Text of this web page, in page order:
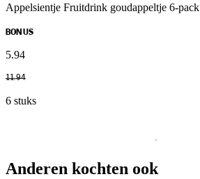
Appelsientje Fruitdrink goudappeltje 6-pack
BONUS
5.94
11.94
6 stuks
Anderen kochten ook